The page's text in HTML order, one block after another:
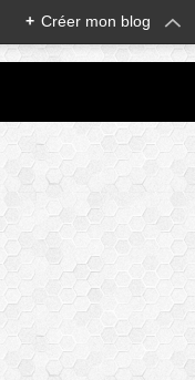
+ Créer mon blog